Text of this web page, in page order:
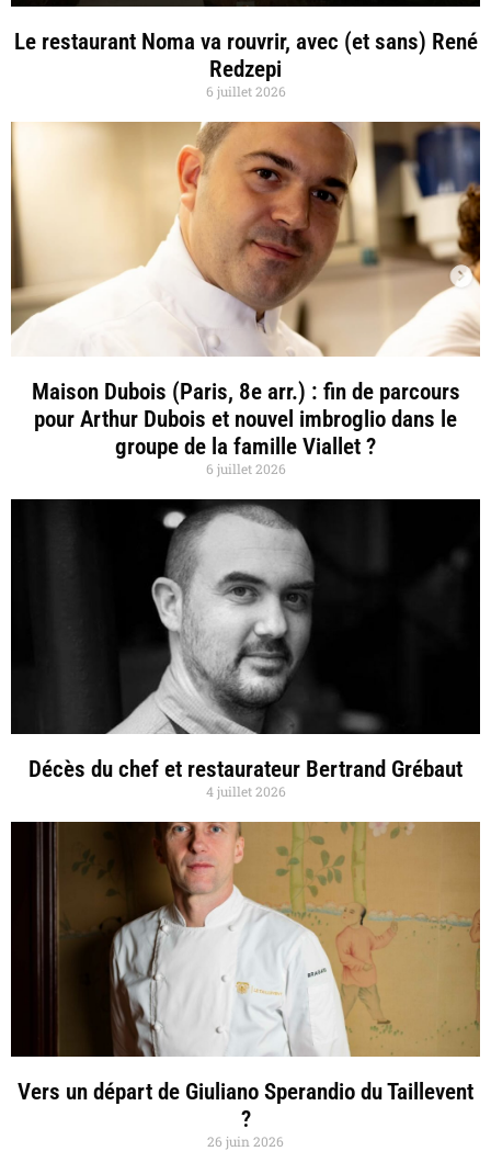
Le restaurant Noma va rouvrir, avec (et sans) René
Redzepi
6 juillet 2026
Maison Dubois (Paris, 8e arr.) : fin de parcours
pour Arthur Dubois et nouvel imbroglio dans le
groupe de la famille Viallet ?
6 juillet 2026
Décès du chef et restaurateur Bertrand Grébaut
4 juillet 2026
Vers un départ de Giuliano Sperandio du Taillevent
?
26 juin 2026